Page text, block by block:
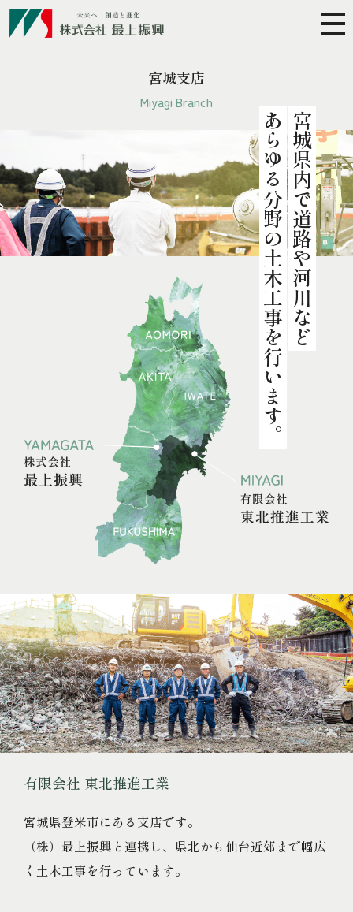
宮城支店
Miyagi Branch
宮城県内で道路や河川など
あらゆる分野の土木工事を行います。
有限会社 東北推進工業
宮城県登米市にある支店です。
（株）最上振興と連携し、県北から仙台近郊まで幅広
く土木工事を行っています。